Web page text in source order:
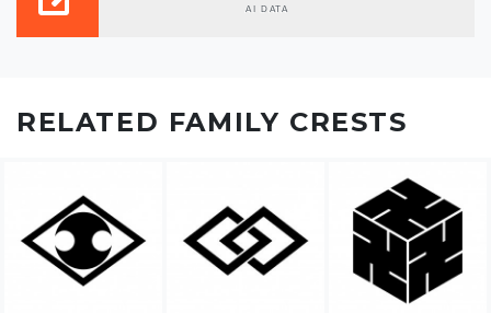
AI DATA
RELATED FAMILY CRESTS